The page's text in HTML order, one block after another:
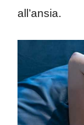
all’ansia.